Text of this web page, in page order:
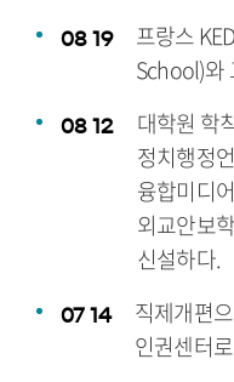
08 19
프랑스
School)와
08 12
대학원 학
정치행정
융합미디
외교안보
신설하다.
07 14
직제개편
인권센터